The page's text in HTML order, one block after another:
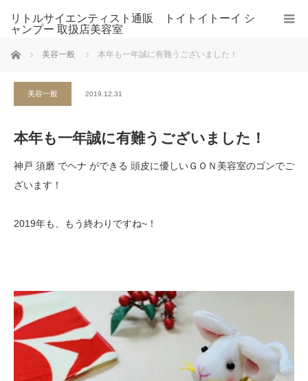
リトルサイエンティスト通販 トイトイトーイ シ
ャンプー 取扱店美容室
ホーム 美容一般 本年も一年誠に有難うございました！
美容一般 2019.12.31
本年も一年誠に有難うございました！
神戸 須磨 でヘナ ができる 頭皮に優しいＧＯＮ美容室のゴンでご
ざいます！
2019年も、もう終わりですね~！